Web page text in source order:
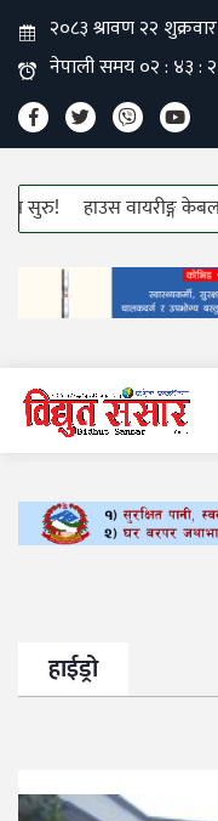
वायरीङ्ग केबलको मूल्यवृद्धि!
हाईड्रो